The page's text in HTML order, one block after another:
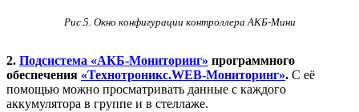
Рис.5. Окно конфигурации контроллера АКБ-Мини
2. Подсистема «АКБ-Мониторинг» программного
обеспечения «Технотроникс.WEB-Мониторинг». С её
помощью можно просматривать данные с каждого
аккумулятора в группе и в стеллаже.